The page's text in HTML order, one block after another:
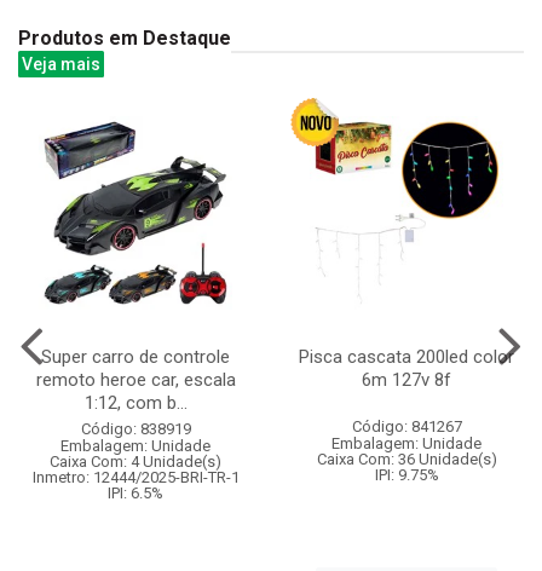
Produtos em Destaque
Veja mais
Super carro de controle
remoto heroe car, escala
1:12, com b...
Código: 838919
Embalagem: Unidade
Caixa Com: 4 Unidade(s)
Inmetro: 12444/2025-BRI-TR-1
IPI: 6.5%
Pisca cascata 200led color
6m 127v 8f
Código: 841267
Embalagem: Unidade
Caixa Com: 36 Unidade(s)
IPI: 9.75%